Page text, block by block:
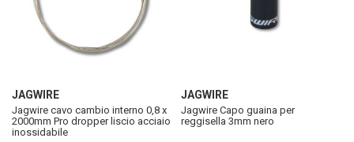
JAGWIRE
Jagwire cavo cambio interno 0,8 x
2000mm Pro dropper liscio acciaio
inossidabile
JAGWIRE
Jagwire Capo guaina per
reggisella 3mm nero